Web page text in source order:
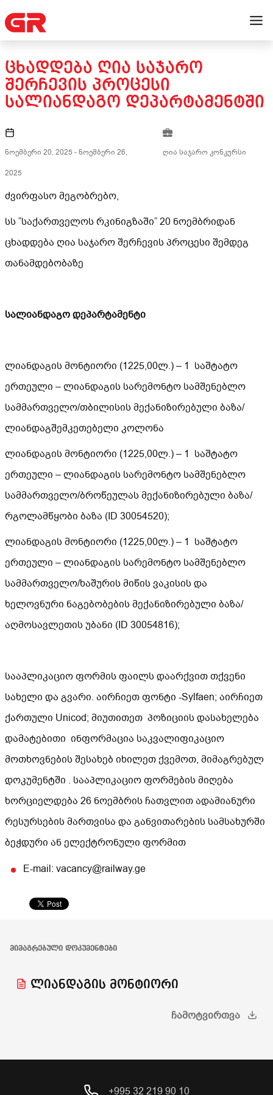
ᲪᲮᲐᲓᲓᲔᲑᲐ ᲦᲘᲐ ᲡᲐᲯᲐᲠᲝ
ᲨᲔᲠᲩᲔᲕᲘᲡ ᲞᲠᲝᲪᲔᲡᲘ
ᲡᲐᲚᲘᲐᲜᲓᲐᲒᲝ ᲓᲔᲞᲐᲠᲢᲐᲛᲔᲜᲢᲨᲘ
ნოემბერი 20, 2025 -ნოემბერი 26,
2025
ღია საჯარო კონკურსი
ძვირფასო მეგობრებო,
სს ”საქართველოს რკინიგზაში” 20 ნოემბრიდან
ცხადდება ღია საჯარო შერჩევის პროცესი შემდეგ
თანამდებობაზე
სალიანდაგო დეპარტამენტი
ლიანდაგის მონტიორი (1225,00ლ.) – 1 საშტატო
ერთეული – ლიანდაგის სარემონტო სამშენებლო
სამმართველო/თბილისის მექანიზირებული ბაზა/
ლიანდაგშემკეთებელი კოლონა
ლიანდაგის მონტიორი (1225,00ლ.) – 1 საშტატო
ერთეული – ლიანდაგის სარემონტო სამშენებლო
სამმართველო/ბროწეულას მექანიზირებული ბაზა/
რგოლამწყობი ბაზა (ID 30054520);
ლიანდაგის მონტიორი (1225,00ლ.) – 1 საშტატო
ერთეული – ლიანდაგის სარემონტო სამშენებლო
სამმართველო/ხაშურის მიწის ვაკისის და
ხელოვნური ნაგებობების მექანიზირებული ბაზა/
აღმოსავლეთის უბანი (ID 30054816);
სააპლიკაციო ფორმის ფაილს დაარქვით თქვენი
სახელი და გვარი. აირჩიეთ ფონტი -Sylfaen; აირჩიეთ
ქართული Unicod; მიუთითეთ პოზიციის დასახელება
დამატებითი ინფორმაცია საკვალიფიკაციო
მოთხოვნების შესახებ იხილეთ ქვემოთ, მიმაგრებულ
დოკუმენტში . სააპლიკაციო ფორმების მიღება
ხორციელდება 26 ნოემბრის ჩათვლით ადამიანური
რესურსების მართვისა და განვითარების სამსახურში
ბეჭდური ან ელექტრონული ფორმით
E-mail: vacancy@railway.ge
ᲛᲘᲛᲐᲒᲠᲔᲑᲣᲚᲘ ᲓᲝᲙᲣᲛᲔᲜᲢᲔᲑᲘ
ლიანდაგის მონტიორი
ᲩᲐᲛᲝᲢᲕᲘᲠᲗᲕᲐ
+995 32 219 90 10